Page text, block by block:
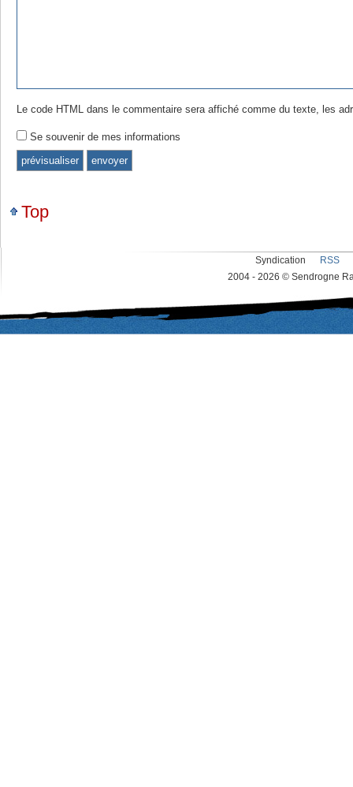
Le code HTML dans le commentaire sera affiché comme du texte, les
Se souvenir de mes informations
Top
Syndication RSS
2004 - 2026 © Sendrogne